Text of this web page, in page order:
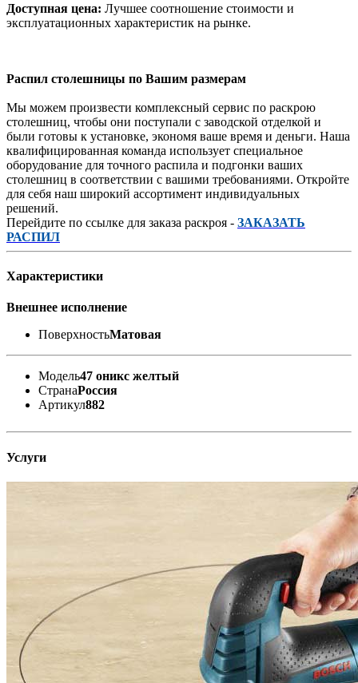
Доступная цена: Лучшее соотношение стоимости и
эксплуатационных характеристик на рынке.
Распил столешницы по Вашим размерам
Мы можем произвести комплексный сервис по раскрою
столешниц, чтобы они поступали с заводской отделкой и
были готовы к установке, экономя ваше время и деньги. Наша
квалифицированная команда использует специальное
оборудование для точного распила и подгонки ваших
столешниц в соответствии с вашими требованиями. Откройте
для себя наш широкий ассортимент индивидуальных
решений.
Перейдите по ссылке для заказа раскроя - ЗАКАЗАТЬ
РАСПИЛ
Характеристики
Внешнее исполнение
ПоверхностьМатовая
Модель47 оникс желтый
СтранаРоссия
Артикул882
Услуги